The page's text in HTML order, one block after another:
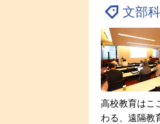
文部
高校教育はこ
わる、遠隔教